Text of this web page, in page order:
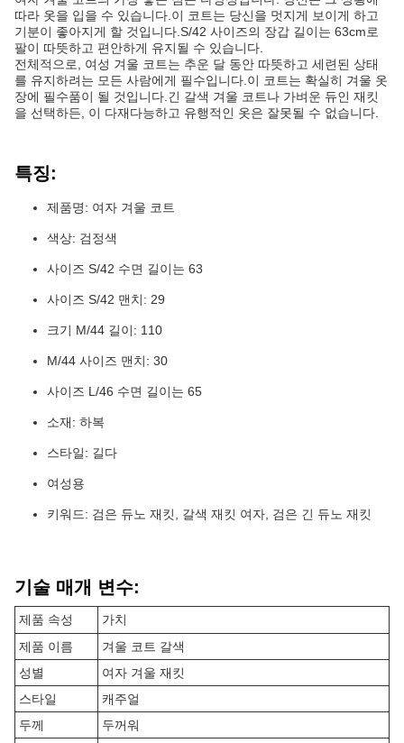
따라 옷을 입을 수 있습니다.이 코트는 당신을 멋지게 보이게 하고
기분이 좋아지게 할 것입니다.S/42 사이즈의 장갑 길이는 63cm로
팔이 따뜻하고 편안하게 유지될 수 있습니다.
전체적으로, 여성 겨울 코트는 추운 달 동안 따뜻하고 세련된 상태
를 유지하려는 모든 사람에게 필수입니다.이 코트는 확실히 겨울 옷
장에 필수품이 될 것입니다.긴 갈색 겨울 코트나 가벼운 듀인 재킷
을 선택하든, 이 다재다능하고 유행적인 옷은 잘못될 수 없습니다.
특징:
제품명: 여자 겨울 코트
색상: 검정색
사이즈 S/42 수면 길이는 63
사이즈 S/42 맨치: 29
크기 M/44 길이: 110
M/44 사이즈 맨치: 30
사이즈 L/46 수면 길이는 65
소재: 하복
스타일: 길다
여성용
키워드: 검은 듀노 재킷, 갈색 재킷 여자, 검은 긴 듀노 재킷
기술 매개 변수:
제품 속성
가치
제품 이름
겨울 코트 갈색
성별
여자 겨울 재킷
스타일
캐주얼
두께
두꺼워